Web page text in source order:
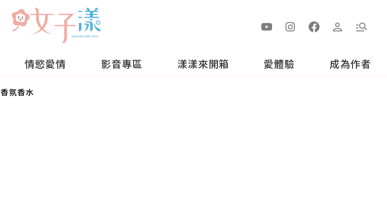
情慾愛情 影音專區 漾漾來開箱 愛體驗 成為作者
香氛香水